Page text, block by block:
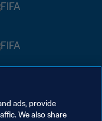
ads, provide
We also share